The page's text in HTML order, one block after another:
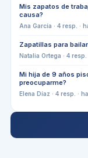
Mis zapatos de
causa?
Ana García · 4resp. ·
Zapatillas para
Natalia Ortega · 4resp.
Mi hija de 9 años
preocuparme?
Elena Díaz · 4resp. ·